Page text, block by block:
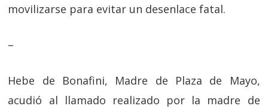
movilizarse para evitar un desenlace fatal.
–
Hebe de Bonafini, Madre de Plaza de Mayo,
acudió al llamado realizado por la madre de